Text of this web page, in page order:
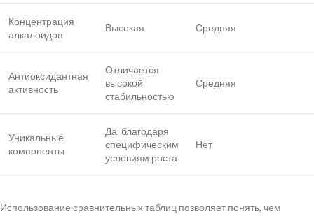
Концентрация
алкалоидов
Высокая Средняя
Антиоксидантная
активность
Отличается
высокой
стабильностью
Средняя
Уникальные
компоненты
Да, благодаря
специфическим
условиям роста
Нет
Использование сравнительных таблиц позволяет понять, чем